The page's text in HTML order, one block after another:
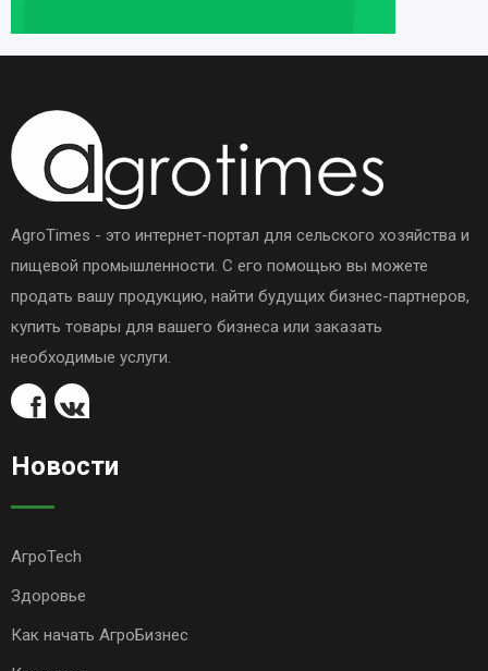
AgroTimes - это интернет-портал для сельского хозяйства и
пищевой промышленности. С его помощью вы можете
продать вашу продукцию, найти будущих бизнес-партнеров,
купить товары для вашего бизнеса или заказать
необходимые услуги.
Новости
АгроTech
Здоровье
Как начать АгроБизнес